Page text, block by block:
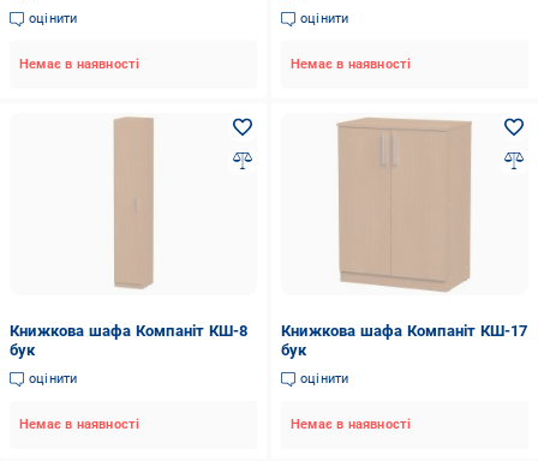
оцінити
Немає в наявності
оцінити
Немає в наявності
Книжкова шафа Компаніт КШ-8
бук
оцінити
Немає в наявності
Книжкова шафа Компаніт КШ-17
бук
оцінити
Немає в наявності